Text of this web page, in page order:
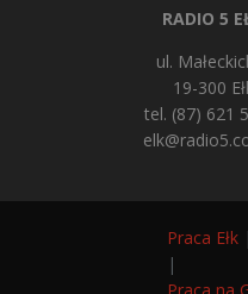
RADIO 5
ul.
19-300
tel. (87) 621
Praca Ełk
|
Praca na